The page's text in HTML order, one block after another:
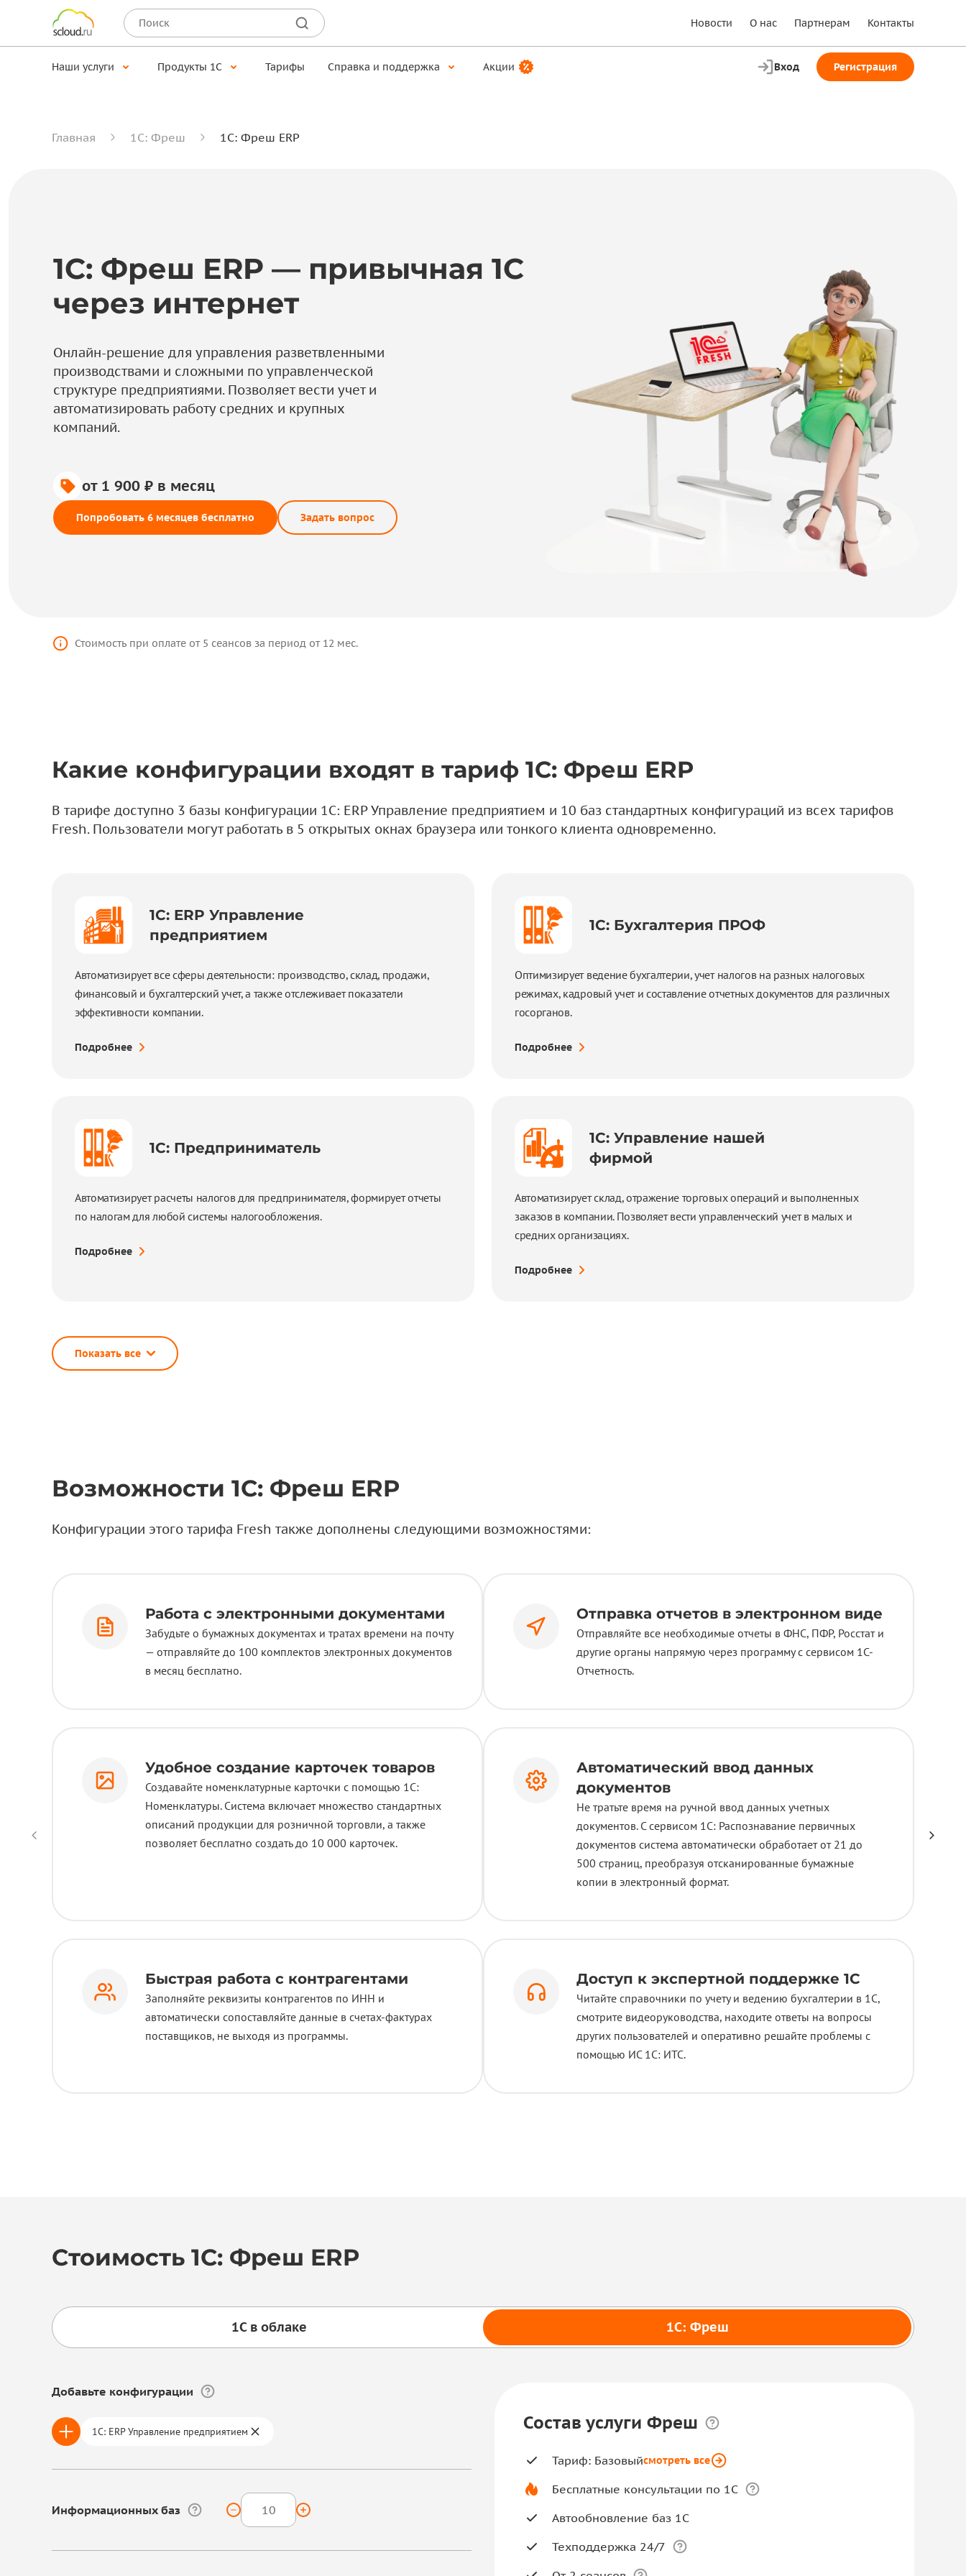
Новости О нас Партнерам Контакты
Наши услуги Продукты 1С Тарифы Справка и поддержка Акции Вход Регистрация
Главная 1С: Фреш 1С: Фреш ERP
1С: Фреш ERP — привычная 1С
через интернет
Онлайн-решение для управления разветвленными
производствами и сложными по управленческой
структуре предприятиями. Позволяет вести учет и
автоматизировать работу средних и крупных
компаний.
от 1 900 ₽ в месяц
Попробовать 6 месяцев бесплатно Задать вопрос
Стоимость при оплате от 5 сеансов за период от 12 мес.
Какие конфигурации входят в тариф 1С: Фреш ERP
В тарифе доступно 3 базы конфигурации 1С: ERP Управление предприятием и 10 баз стандартных конфигураций из всех тарифов
Fresh. Пользователи могут работать в 5 открытых окнах браузера или тонкого клиента одновременно.
1С: ERP Управление
предприятием
Автоматизирует все сферы деятельности: производство, склад, продажи,
финансовый и бухгалтерский учет, а также отслеживает показатели
эффективности компании.
Подробнее
1С: Бухгалтерия ПРОФ
Оптимизирует ведение бухгалтерии, учет налогов на разных налоговых
режимах, кадровый учет и составление отчетных документов для различных
госорганов.
Подробнее
1С: Предприниматель
Автоматизирует расчеты налогов для предпринимателя, формирует отчеты
по налогам для любой системы налогообложения.
Подробнее
1С: Управление нашей
фирмой
Автоматизирует склад, отражение торговых операций и выполненных
заказов в компании. Позволяет вести управленческий учет в малых и
средних организациях.
Подробнее
Показать все
Возможности 1С: Фреш ERP
Конфигурации этого тарифа Fresh также дополнены следующими возможностями:
Работа с электронными документами
Забудьте о бумажных документах и тратах времени на почту
— отправляйте до 100 комплектов электронных документов
в месяц бесплатно.
Отправка отчетов в электронном виде
Отправляйте все необходимые отчеты в ФНС, ПФР, Росстат и
другие органы напрямую через программу с сервисом 1С-
Отчетность.
Удобное создание карточек товаров
Создавайте номенклатурные карточки с помощью 1С:
Номенклатуры. Система включает множество стандартных
описаний продукции для розничной торговли, а также
позволяет бесплатно создать до 10 000 карточек.
Автоматический ввод данных
документов
Не тратьте время на ручной ввод данных учетных
документов. С сервисом 1С: Распознавание первичных
документов система автоматически обработает от 21 до
500 страниц, преобразуя отсканированные бумажные
копии в электронный формат.
Быстрая работа с контрагентами
Заполняйте реквизиты контрагентов по ИНН и
автоматически сопоставляйте данные в счетах-фактурах
поставщиков, не выходя из программы.
Доступ к экспертной поддержке 1С
Читайте справочники по учету и ведению бухгалтерии в 1С,
смотрите видеоруководства, находите ответы на вопросы
других пользователей и оперативно решайте проблемы с
помощью ИС 1С: ИТС.
Стоимость 1С: Фреш ERP
1С в облаке 1С: Фреш
Добавьте конфигурации
1С: ERP Управление предприятием
Информационных баз
Состав услуги Фреш
Тариф: Базовыйсмотреть все
Бесплатные консультации по 1С
Автообновление баз 1С
Техподдержка 24/7